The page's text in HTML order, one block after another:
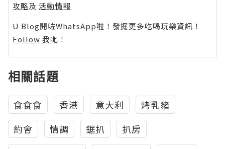
攻略及 活動情報
U Blog開咗WhatsApp啦！發掘更多吃喝玩樂資訊！
Follow 我哋 ！
相關話題
食食食 香港 意大利
烤乳豬
約會
情調 鋸扒
扒房